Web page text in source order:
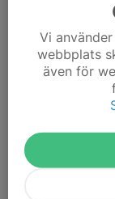
2011-gruppen
löpning i Ursviks
varje plats och sen
Terminsstart
Vi
webbplats
även för